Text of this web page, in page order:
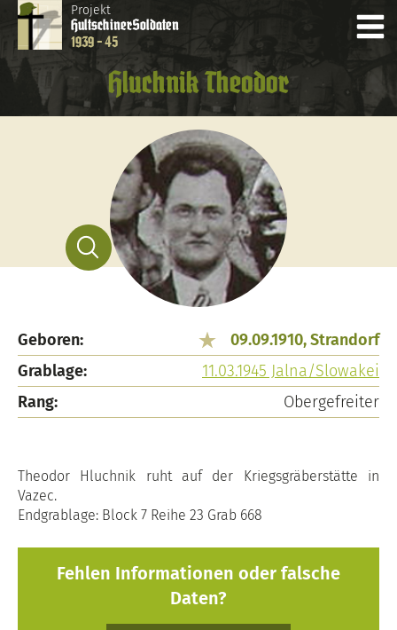
Projekt
HultschinerSoldaten
1939 - 45
Hluchnik Theodor
Geboren:
09.09.1910, Strandorf
Grablage:
11.03.1945 Jalna/Slowakei
Rang:
Obergefreiter
Theodor Hluchnik ruht auf der Kriegsgräberstätte in
Vazec.
Endgrablage: Block 7 Reihe 23 Grab 668
Fehlen Informationen oder falsche
Daten?